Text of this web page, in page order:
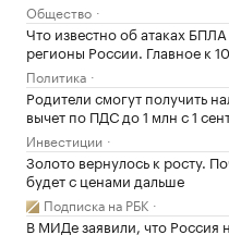
Общество
Что известно об атаках
регионы России. Главное к
Политика
Родители смогут получить
вычет по ПДС до 1 млн с 1
Инвестиции
Золото вернулось к росту.
будет с ценами дальше
Подписка на РБК
В МИДе заявили, что Россия